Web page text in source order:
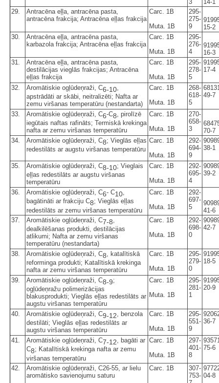
3
14-1
29.
Antracēna eļļa, antracēna pasta,
antracēna frakcija; Antracēna eļļas frakcija
Carc. 1B
Muta. 1B
295-
275-
9
15-2
30.
Antracēna eļļa, antracēna pasta,
karbazola frakcija; Antracēna eļļas frakcija
Carc. 1B
Muta. 1B
295-
276-
4
16-3
31.
Antracēna eļļa, antracēna pasta,
destilācijas vieglās frakcijas; Antracēna
eļļas frakcija
Carc. 1B
Muta. 1B
295-
278-
5
17-4
32. Aromātiskie ogļūdeņraži, C6-10
apstrādāti ar skābi, neitralizēti; Nafta ar
zemu viršanas temperatūru (nestandarta)
Carc. 1B
Muta. 1B
268-
618-
5
49-7
33. Aromātiskie ogļūdeņraži, C6-C8 , pirolīzē
iegūtais naftas rafināts; Termiskā krekinga
nafta ar zemu viršanas temperatūru
Carc. 1B
Muta. 1B
270-
658-
3
70-7
34.
Aromātiskie ogļūdeņraži, C8; Vieglās eļļas
redestilāts ar augstu viršanas temperatūru
Carc. 1B
Muta. 1B
292-
694-
9
38-1
35. Aromātiskie ogļūdeņraži, C8-10; Vieglais
eļļas redestilāts ar augstu viršanas
temperatūru
Carc. 1B
Muta. 1B
292-
695-
4
39-2
36. Aromātiskie ogļūdeņraži, C6- C10
bagātināti ar frakciju C8; Vieglās eļļas
redestilāts ar zemu viršanas temperatūru
Carc. 1B
Muta. 1B
292-
697-
5
41-6
37.
Aromātiskie ogļūdeņraži, C7-8
dealkilēšanas produkti, destilācijas
atlikumi; Nafta ar zemu viršanas
temperatūru (nestandarta)
Carc. 1B
Muta. 1B
292-
698-
0
42-7
38. Aromātiskie ogļūdeņraži, C8 , katalītiskā
reforminga produkti; Katalītiskā krekinga
nafta ar zemu viršanas temperatūru
Carc. 1B
Muta. 1B
295-
279-
0
18-5
39. Aromātiskie ogļūdeņraži, C8-9;
ogļūdeņražu polimerizācijas
blakusprodukti; Vieglās eļļas redestilāts ar
augstu viršanas temperatūru
Carc. 1B
Muta. 1B
295-
281-
1
20-9
40. Aromātiskie ogļūdeņraži, C9-12 , benzola
destilāti; Vieglās eļļas redestilāts ar
augstu viršanas temperatūru
Carc. 1B
Muta. 1B
295-
551-
9
36-7
41. Aromātiskie ogļūdeņraži, C7-12 , bagāti ar
C8; Katalītiskā krekinga nafta ar zemu
viršanas temperatūru
Carc. 1B
Muta. 1B
297-
401-
8
75-6
42.
Aromātiskie ogļūdeņraži, C26-55, ar lielu
aromātisko savienojumu saturu
Carc. 1B
307-
753- 04-8